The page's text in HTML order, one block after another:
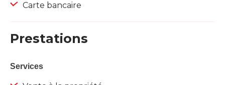
Carte bancaire
Prestations
Services